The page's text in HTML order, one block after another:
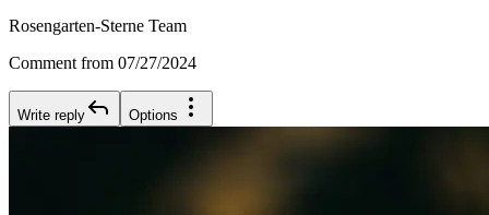
Rosengarten-Sterne Team
Comment from 07/27/2024
Write reply Options